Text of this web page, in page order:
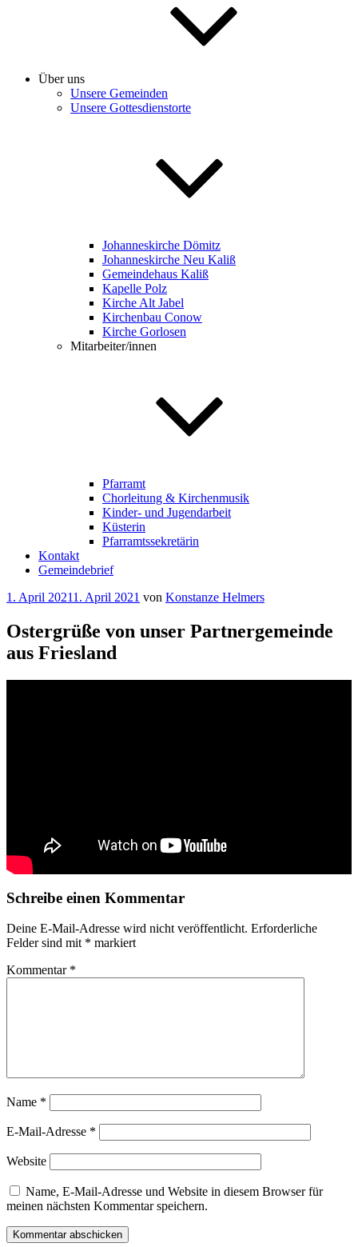
Über uns
Unsere Gemeinden
Unsere Gottesdienstorte
Johanneskirche Dömitz
Johanneskirche Neu Kaliß
Gemeindehaus Kaliß
Kapelle Polz
Kirche Alt Jabel
Kirchenbau Conow
Kirche Gorlosen
Mitarbeiter/innen
Pfarramt
Chorleitung & Kirchenmusik
Kinder- und Jugendarbeit
Küsterin
Pfarramtssekretärin
Kontakt
Gemeindebrief
Veröffentlicht
1. April 20211. April 2021 von Konstanze Helmers
Ostergrüße von unser Partnergemeinde
aus Friesland
Schreibe einen Kommentar
Deine E-Mail-Adresse wird nicht veröffentlicht. Erforderliche
Felder sind mit * markiert
Kommentar *
Name *
E-Mail-Adresse *
Website
Name, E-Mail-Adresse und Website in diesem Browser für
meinen nächsten Kommentar speichern.